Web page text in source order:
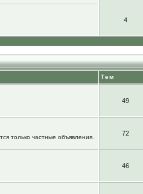
4
Тем
49
только частные объявления.
72
46